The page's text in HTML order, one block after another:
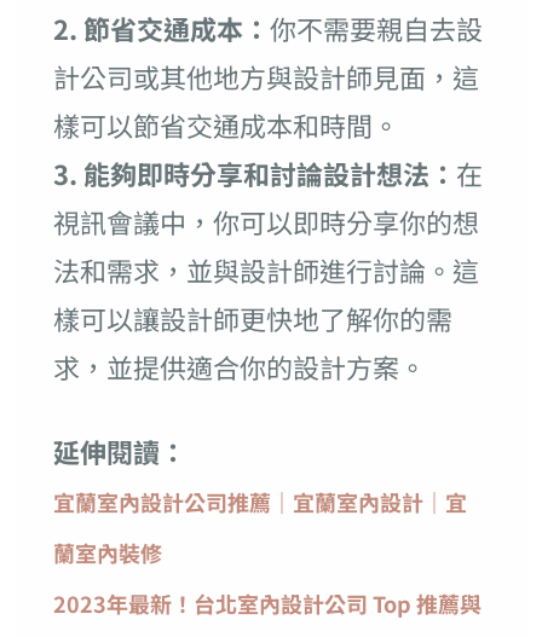
2. 節省交通成本： 你不需要親自去設
計公司或其他地方與設計師見面，這
樣可以節省交通成本和時間。
3. 能夠即時分享和討論設計想法： 在
視訊會議中，你可以即時分享你的想
法和需求，並與設計師進行討論。這
樣可以讓設計師更快地了解你的需
求，並提供適合你的設計方案。
延伸閱讀：
宜蘭室內設計公司推薦｜宜蘭室內設計｜宜
蘭室內裝修
2023年最新！台北室內設計公司 Top 推薦與